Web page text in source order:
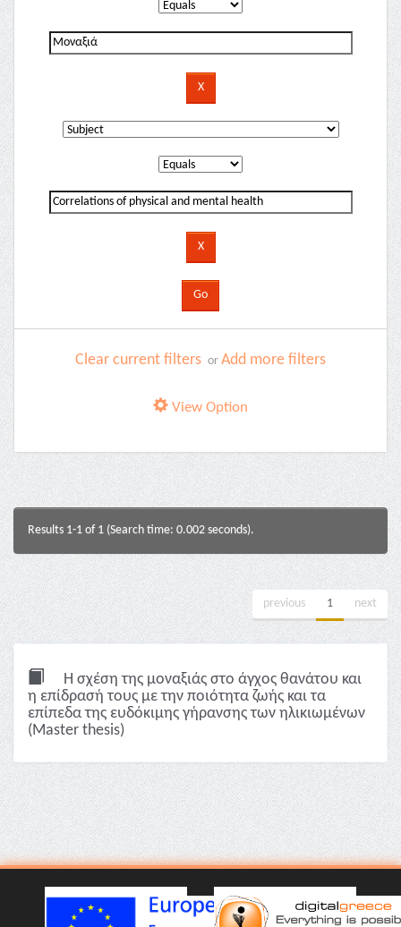
Clear current filters or Add more filters
View Option
Results 1-1 of 1 (Search time: 0.002 seconds).
previous 1 next
Η σχέση της μοναξιάς στο άγχος θανάτου και
η επίδρασή τους με την ποιότητα ζωής και τα
επίπεδα της ευδόκιμης γήρανσης των ηλικιωμένων
(Master thesis)